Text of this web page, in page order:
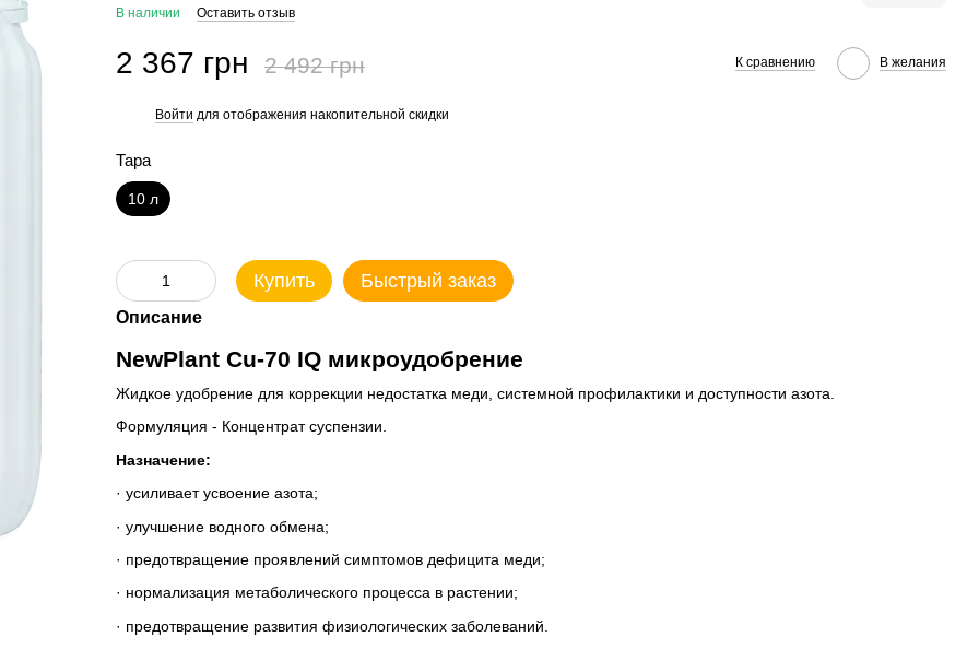
В наличии Оставить отзыв
2 367 грн 2 492 грн К сравнению В желания
Войти для отображения накопительной скидки
Тара
10 л
Купить Быстрый заказ
Описание
NewPlant Cu-70 IQ микроудобрение
Жидкое удобрение для коррекции недостатка меди, системной профилактики и доступности азота.
Формуляция - Концентрат суспензии.
Назначение:
· усиливает усвоение азота;
· улучшение водного обмена;
· предотвращение проявлений симптомов дефицита меди;
· нормализация метаболического процесса в растении;
· предотвращение развития физиологических заболеваний.